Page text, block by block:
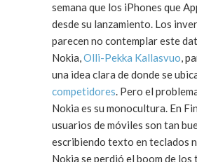
semana que los iPhones que
desde su lanzamiento. Los
parecen no contemplar este
Nokia,Olli-Pekka Kallasvuo,
una idea clara de donde se
competidores. Pero el problema principal de
Nokia es su monocultura. En Finlandia los
usuarios de móviles son tan
escribiendo texto en teclados
Nokia se perdió el boom de